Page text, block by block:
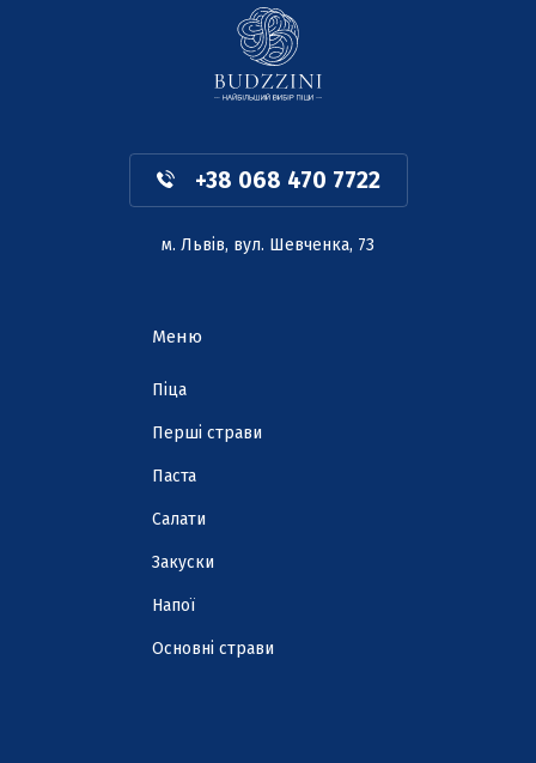
+38 068 470 7722
м. Львів, вул. Шевченка, 73
Меню
Піца
Перші страви
Паста
Cалати
Закуски
Напої
Основні страви